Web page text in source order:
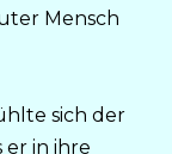
Mensch
sich der
er in ihre